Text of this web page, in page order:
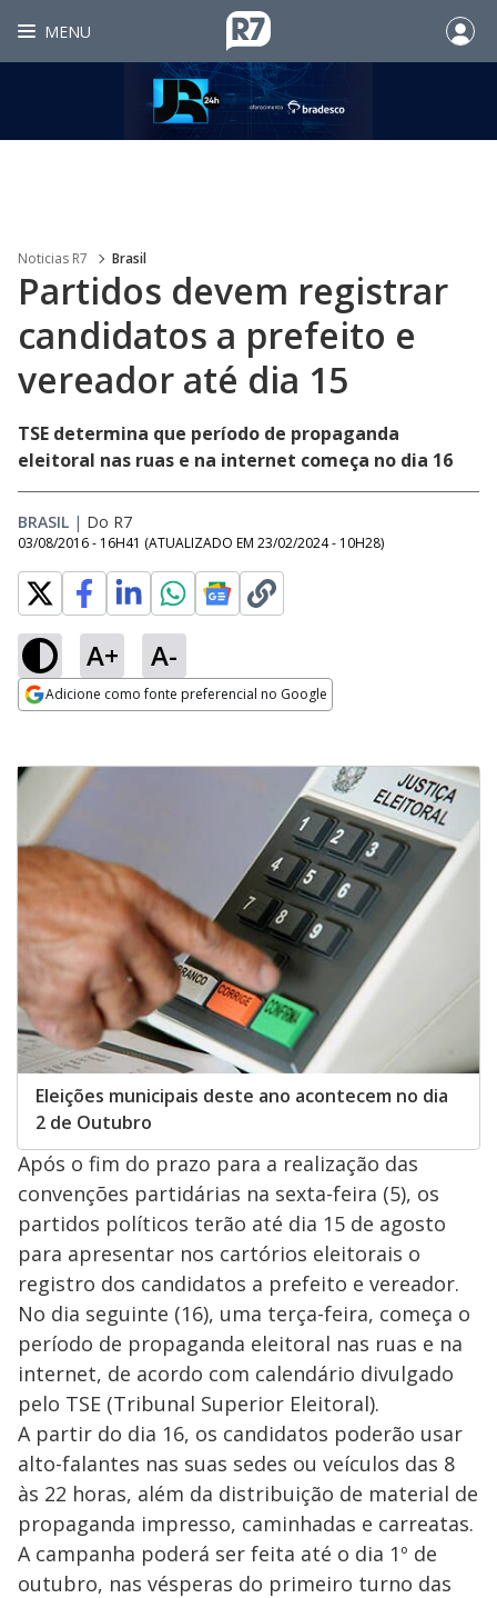
MENU
Noticias R7 Brasil
Partidos devem registrar
candidatos a prefeito e
vereador até dia 15
TSE determina que período de propaganda
eleitoral nas ruas e na internet começa no dia 16
BRASIL | Do R7
03/08/2016 - 16H41 (ATUALIZADO EM 23/02/2024 - 10H28)
A+ A-
Adicione como fonte preferencial no Google
Eleições municipais deste ano acontecem no dia
2 de Outubro
Após o fim do prazo para a realização das
convenções partidárias na sexta-feira (5), os
partidos políticos terão até dia 15 de agosto
para apresentar nos cartórios eleitorais o
registro dos candidatos a prefeito e vereador.
No dia seguinte (16), uma terça-feira, começa o
período de propaganda eleitoral nas ruas e na
internet, de acordo com calendário divulgado
pelo TSE (Tribunal Superior Eleitoral).
A partir do dia 16, os candidatos poderão usar
alto-falantes nas suas sedes ou veículos das 8
às 22 horas, além da distribuição de material de
propaganda impresso, caminhadas e carreatas.
A campanha poderá ser feita até o dia 1º de
outubro, nas vésperas do primeiro turno das